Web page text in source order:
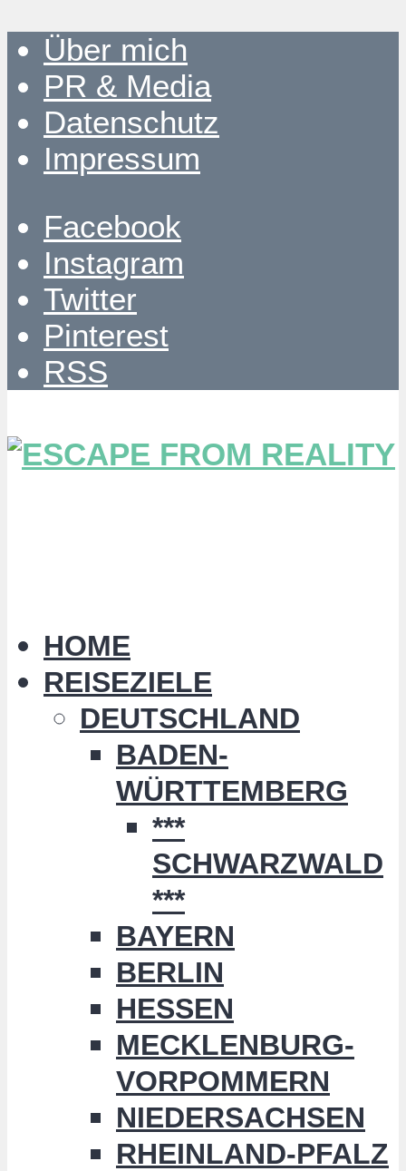
Über mich
PR & Media
Datenschutz
Impressum
Facebook
Instagram
Twitter
Pinterest
RSS
HOME
REISEZIELE
DEUTSCHLAND
BADEN-
WÜRTTEMBERG
***
SCHWARZWALD
***
BAYERN
BERLIN
HESSEN
MECKLENBURG-
VORPOMMERN
NIEDERSACHSEN
RHEINLAND-PFALZ